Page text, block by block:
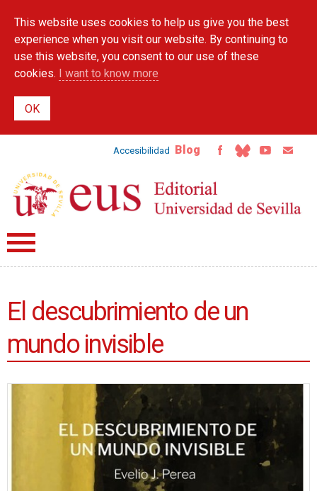
main
content
This website uses cookies to help us give you the best
experience when you visit our website. By continuing to
use this website, you consent to our use of these
cookies. I want to know more
Accesibilidad Blog
El descubrimiento de un
mundo invisible